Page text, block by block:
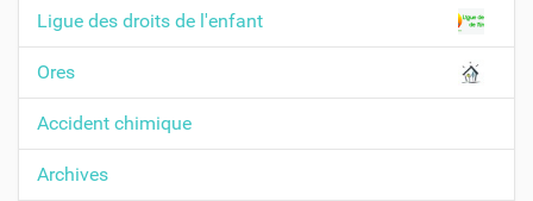
Ligue des droits de l'enfant
Ores
Accident chimique
Archives